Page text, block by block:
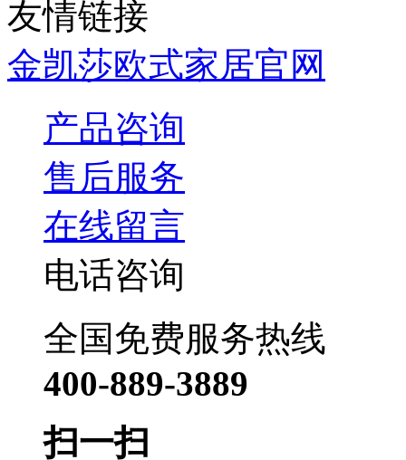
友情链接
金凯莎欧式家居官网
产品咨询
售后服务
在线留言
电话咨询
全国免费服务热线
400-889-3889
扫一扫